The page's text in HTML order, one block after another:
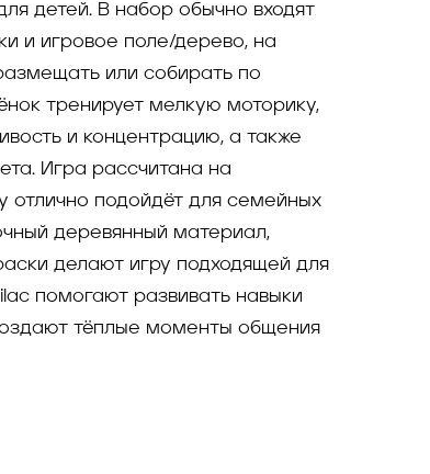
детей. В набор обычно входят
и игровое поле/дерево, на
или собирать по
тренирует мелкую моторику,
и концентрацию, а также
Игра рассчитана на
отлично подойдёт для семейных
деревянный материал,
делают игру подходящей для
помогают развивать навыки
тёплые моменты общения